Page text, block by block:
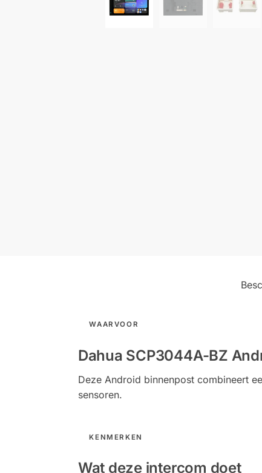
WAARVOOR
Dahua SCP3044A-BZ
Deze Android binnenpost combineert
sensoren.
KENMERKEN
Wat deze intercom doet